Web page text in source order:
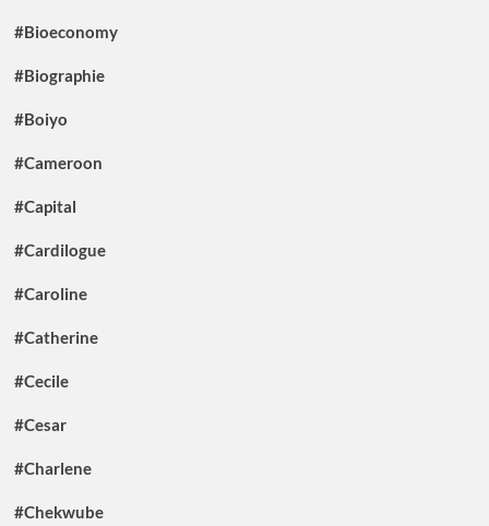
#Bioeconomy
#Biographie
#Boiyo
#Cameroon
#Capital
#Cardilogue
#Caroline
#Catherine
#Cecile
#Cesar
#Charlene
#Chekwube